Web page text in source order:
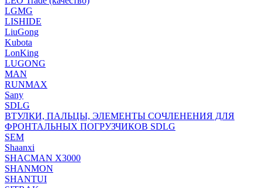
LGMG
LISHIDE
LiuGong
Kubota
LonKing
LUGONG
MAN
RUNMAX
Sany
SDLG
ВТУЛКИ, ПАЛЬЦЫ, ЭЛЕМЕНТЫ СОЧЛЕНЕНИЯ ДЛЯ
ФРОНТАЛЬНЫХ ПОГРУЗЧИКОВ SDLG
SEM
Shaanxi
SHACMAN X3000
SHANMON
SHANTUI